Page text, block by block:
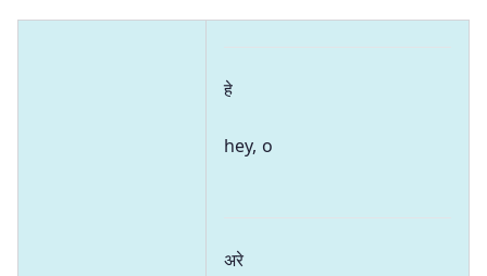
हे
hey, o
अरे